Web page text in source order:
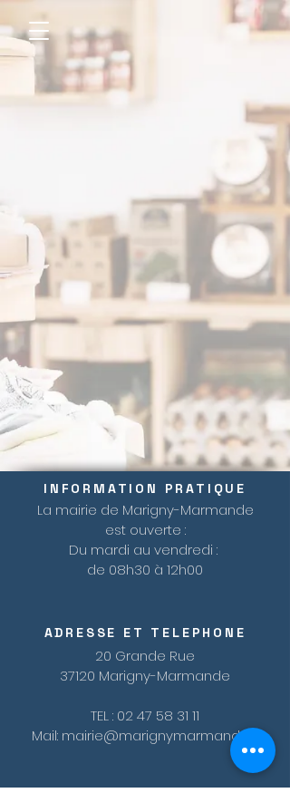
INFORMATION PRATIQUE
La mairie de Marigny-Marmande
est ouverte :
Du mardi au vendredi :
de 08h30 à 12h00
ADRESSE ET TELEPHONE
20 Grande Rue
37120 Marigny-Marmande
TEL : 02 47 58 31 11
Mail: mairie@marignymarmande.fr